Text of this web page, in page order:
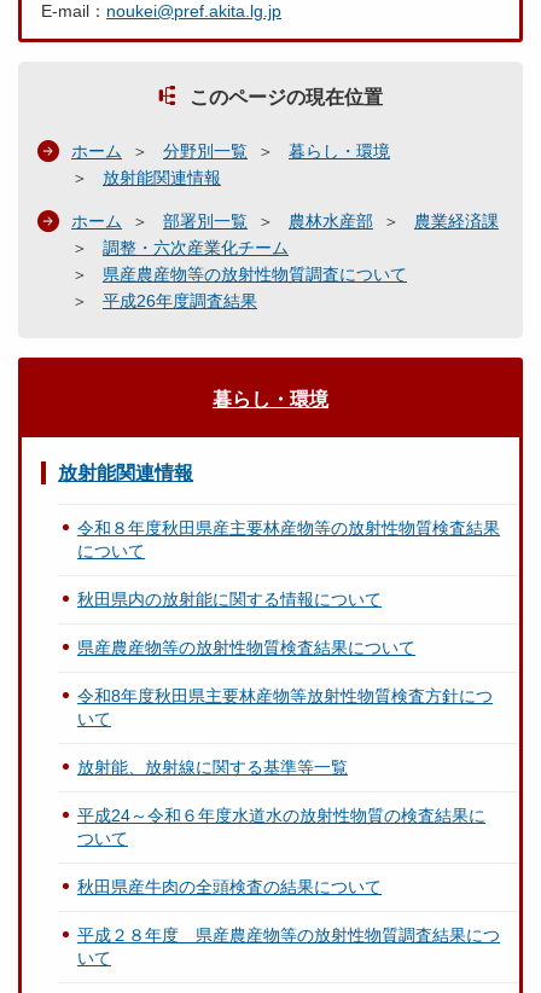
E-mail： noukei@pref.akita.lg.jp
このページの現在位置
ホーム 分野別一覧
暮らし・環境
放射能関連情報
ホーム 部署別一覧 農林水産部
農業経済課
調整・六次産業化チーム
県産農産物等の放射性物質調査について
平成26年度調査結果
暮らし・環境
放射能関連情報
令和８年度秋田県産主要林産物等の放射性物質検査結果
について
秋田県内の放射能に関する情報について
県産農産物等の放射性物質検査結果について
令和8年度秋田県主要林産物等放射性物質検査方針につ
いて
放射能、放射線に関する基準等一覧
平成24～令和６年度水道水の放射性物質の検査結果に
ついて
秋田県産牛肉の全頭検査の結果について
平成２８年度 県産農産物等の放射性物質調査結果につ
いて